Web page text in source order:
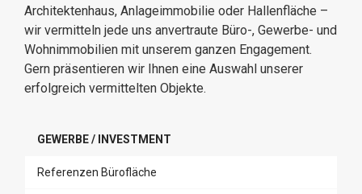
Architektenhaus, Anlageimmobilie oder Hallenfläche –
wir vermitteln jede uns anvertraute Büro-, Gewerbe- und
Wohnimmobilien mit unserem ganzen Engagement.
Gern präsentieren wir Ihnen eine Auswahl unserer
erfolgreich vermittelten Objekte.
GEWERBE / INVESTMENT
Referenzen Bürofläche